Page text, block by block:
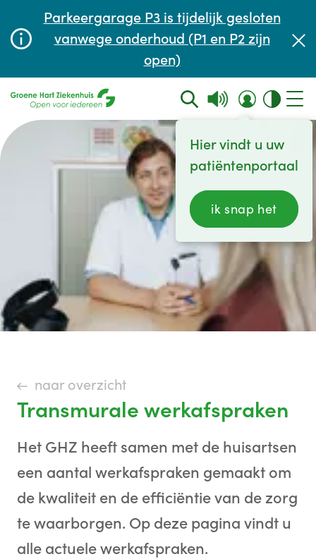
Parkeergarage P3 is tijdelijk gesloten
vanwege onderhoud (P1 en P2 zijn
open)
Hier vindt u uw
patiëntenportaal
ik snap het
Wachttijden
naar overzicht
Transmurale werkafspraken
Het GHZ heeft samen met de huisartsen
een aantal werkafspraken gemaakt om
de kwaliteit en de efficiëntie van de zorg
te waarborgen. Op deze pagina vindt u
alle actuele werkafspraken.